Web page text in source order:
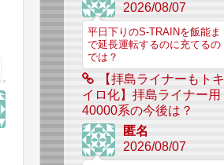
2026/08/07
平日下りのS-TRAINを飯能ま
で延長運転するのに充てるの
では？
【拝島ライナーもトキ
イロ化】拝島ライナー用
40000系の今後は？
匿名
2026/08/07